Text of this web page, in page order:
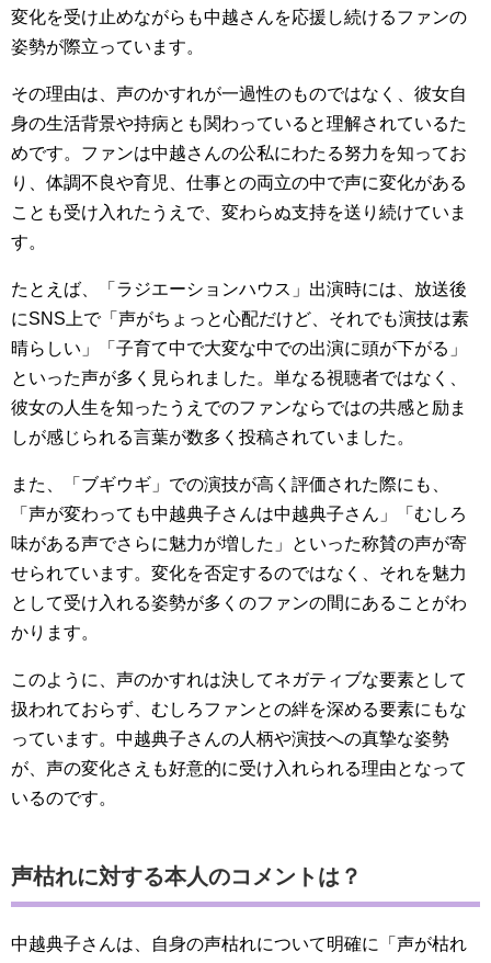
変化を受け止めながらも中越さんを応援し続けるファンの
姿勢が際立っています。
その理由は、声のかすれが一過性のものではなく、彼女自
身の生活背景や持病とも関わっていると理解されているた
めです。ファンは中越さんの公私にわたる努力を知ってお
り、体調不良や育児、仕事との両立の中で声に変化がある
ことも受け入れたうえで、変わらぬ支持を送り続けていま
す。
たとえば、「ラジエーションハウス」出演時には、放送後
にSNS上で「声がちょっと心配だけど、それでも演技は素
晴らしい」「子育て中で大変な中での出演に頭が下がる」
といった声が多く見られました。単なる視聴者ではなく、
彼女の人生を知ったうえでのファンならではの共感と励ま
しが感じられる言葉が数多く投稿されていました。
また、「ブギウギ」での演技が高く評価された際にも、
「声が変わっても中越典子さんは中越典子さん」「むしろ
味がある声でさらに魅力が増した」といった称賛の声が寄
せられています。変化を否定するのではなく、それを魅力
として受け入れる姿勢が多くのファンの間にあることがわ
かります。
このように、声のかすれは決してネガティブな要素として
扱われておらず、むしろファンとの絆を深める要素にもな
っています。中越典子さんの人柄や演技への真摯な姿勢
が、声の変化さえも好意的に受け入れられる理由となって
いるのです。
声枯れに対する本人のコメントは？
中越典子さんは、自身の声枯れについて明確に「声が枯れ